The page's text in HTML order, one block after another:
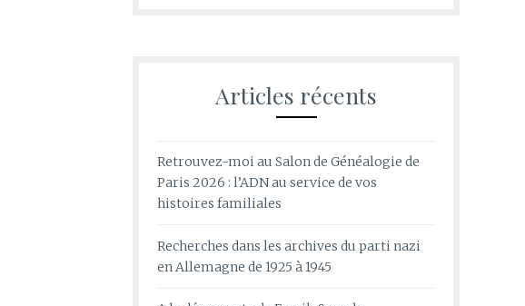
Articles récents
Retrouvez-moi au Salon de Généalogie de
Paris 2026 : l’ADN au service de vos
histoires familiales
Recherches dans les archives du parti nazi
en Allemagne de 1925 à 1945